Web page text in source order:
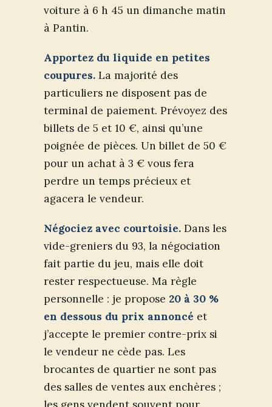
voiture à 6 h 45 un dimanche matin
à Pantin.
Apportez du liquide en petites
coupures. La majorité des
particuliers ne disposent pas de
terminal de paiement. Prévoyez des
billets de 5 et 10 €, ainsi qu’une
poignée de pièces. Un billet de 50 €
pour un achat à 3 € vous fera
perdre un temps précieux et
agacera le vendeur.
Négociez avec courtoisie. Dans les
vide-greniers du 93, la négociation
fait partie du jeu, mais elle doit
rester respectueuse. Ma règle
personnelle : je propose 20 à 30 %
en dessous du prix annoncé et
j’accepte le premier contre-prix si
le vendeur ne cède pas. Les
brocantes de quartier ne sont pas
des salles de ventes aux enchères ;